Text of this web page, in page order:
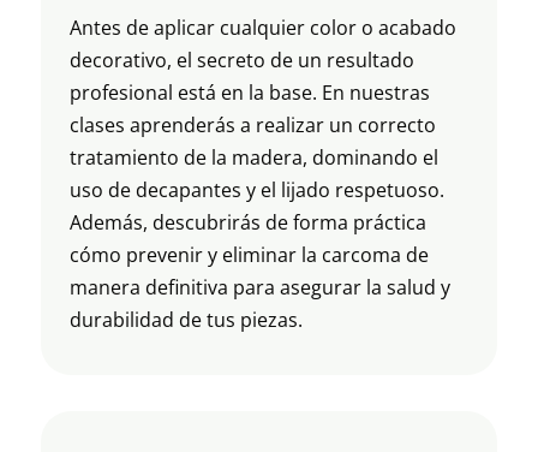
Antes de aplicar cualquier color o acabado
decorativo, el secreto de un resultado
profesional está en la base. En nuestras
clases aprenderás a realizar un correcto
tratamiento de la madera, dominando el
uso de decapantes y el lijado respetuoso.
Además, descubrirás de forma práctica
cómo prevenir y eliminar la carcoma de
manera definitiva para asegurar la salud y
durabilidad de tus piezas.